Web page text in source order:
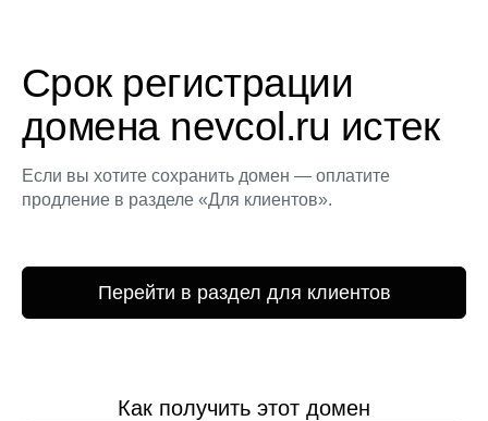
Срок регистрации
домена nevcol.ru истек
Если вы хотите сохранить домен — оплатите
продление в разделе «Для клиентов».
Перейти в раздел для клиентов
Как получить этот домен